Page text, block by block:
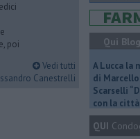
poi
Vedi tutti
Canestrelli
Qui Blog
A Lucca la
di Marcello
Scarselli
con la
QUI